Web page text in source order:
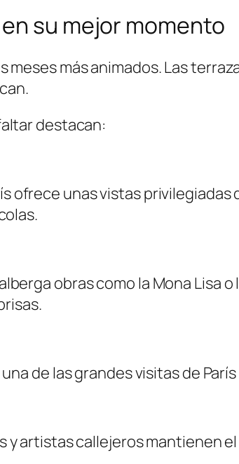
su mejor momento
meses más animados. Las
destacan:
ofrece unas vistas
obras como la Mona Lisa
de las grandes visitas de
y artistas callejeros mantienen